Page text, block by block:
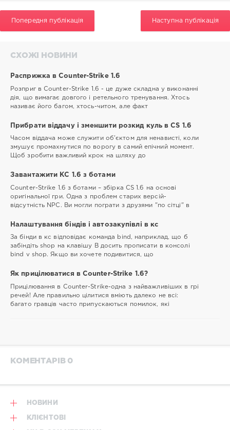
Попередня публікація Наступна публікація
СХОЖІ НОВИНИ
Расприжка в Counter-Strike 1.6
Розприг в Counter-Strike 1.6 - це дуже складна у виконанні
дія, що вимагає довгого і ретельного тренування. Хтось
називає його багом, хтось-читом, але факт
Прибрати віддачу і зменшити розкид куль в CS 1.6
Часом віддача може служити об'єктом для ненависті, коли
змушує промахнутися по ворогу в самий епічний момент.
Щоб зробити важливий крок на шляху до
Завантажити КС 1.6 з ботами
Counter-Strike 1.6 з ботами – збірка CS 1.6 на основі
оригінальної гри. Одна з проблем старих версій-
відсутність NPC. Ви могли пограти з друзями "по сітці" в
Налаштування біндів і автозакупівлі в кс
За бінди в кс відповідає команда bind, наприклад, що б
забіндіть shop на клавішу B досить прописати в консолі
bind v shop. Якщо ви хочете подивитися, що
Як прицілюватися в Counter-Strike 1.6?
Прицілювання в Counter-Strike-одна з найважливіших в грі
речей! Але правильно цілитися вміють далеко не всі:
багато гравців часто припускаються помилок, які
КОМЕНТАРІВ 0
НОВИНИ
КЛІЄНТОВІ